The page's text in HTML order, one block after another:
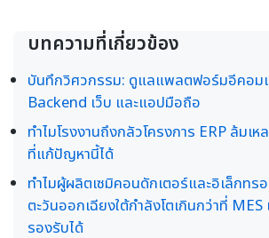
บทความที่เกี่ยวข้อง
บันทึกวิศวกรรม: ดูแลแพลตฟอร์มอีคอม
Backend เว็บ และแอปมือถือ
ทำไมโรงงานถึงกลัวโครงการ ERP ล้มเ
ที่แก้ปัญหานี้ได้
ทำไมผู้ผลิตเซมิคอนดักเตอร์และอิเล็กทรอ
ตะวันออกเฉียงใต้กำลังโตเกินกว่าที่ MES
รองรับได้